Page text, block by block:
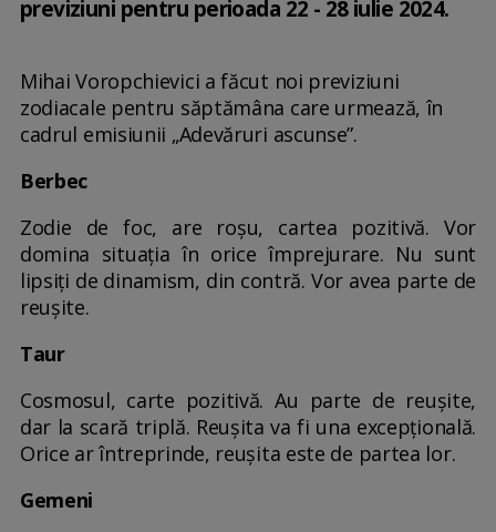
previziuni pentru perioada 22 - 28 iulie 2024.
Mihai Voropchievici a făcut noi previziuni
zodiacale pentru săptămâna care urmează, în
cadrul emisiunii „Adevăruri ascunse”.
Berbec
Zodie de foc, are roșu, cartea pozitivă. Vor
domina situaţia în orice împrejurare. Nu sunt
lipsiți de dinamism, din contră. Vor avea parte de
reuşite.
Taur
Cosmosul, carte pozitivă. Au parte de reuşite,
dar la scară triplă. Reuşita va fi una excepțională.
Orice ar întreprinde, reușita este de partea lor.
Gemeni